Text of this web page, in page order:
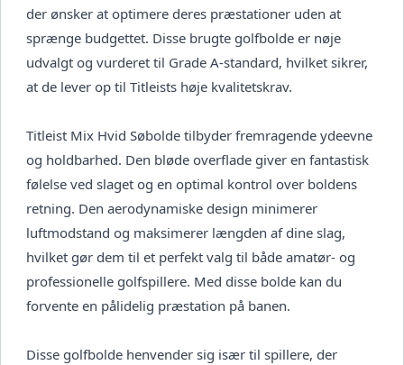
der ønsker at optimere deres præstationer uden at
sprænge budgettet. Disse brugte golfbolde er nøje
udvalgt og vurderet til Grade A-standard, hvilket sikrer,
at de lever op til Titleists høje kvalitetskrav.
Titleist Mix Hvid Søbolde tilbyder fremragende ydeevne
og holdbarhed. Den bløde overflade giver en fantastisk
følelse ved slaget og en optimal kontrol over boldens
retning. Den aerodynamiske design minimerer
luftmodstand og maksimerer længden af dine slag,
hvilket gør dem til et perfekt valg til både amatør- og
professionelle golfspillere. Med disse bolde kan du
forvente en pålidelig præstation på banen.
Disse golfbolde henvender sig især til spillere, der